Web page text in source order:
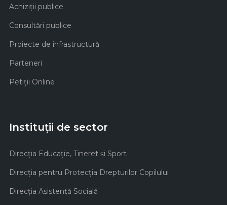
Achiziţii publice
Consultări publice
Proiecte de infrastructură
Parteneri
Petiții Online
Instituții de sector
Direcţia Educaţie, Tineret şi Sport
Direcţia pentru Protecţia Drepturilor Copilului
Direcţia Asistenţă Socială